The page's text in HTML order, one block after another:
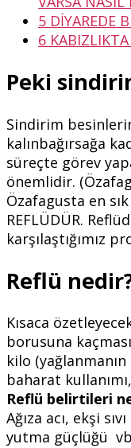
5 DİYAREDE
6
Peki
Sindirim
kalınbağırsağa
süreçte görev
önemlidir.
Özafagusta en
REFLÜDÜR.
karşılaştığımız
Reflü
Kısaca
borusuna
kilo (yağlanmanın
baharat
Reflü belirtileri
Ağıza acı, ekşi
yutma güçlüğü